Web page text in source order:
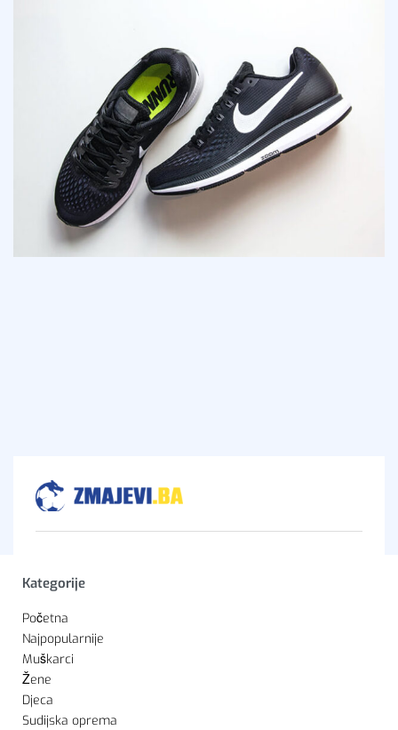
Kategorije
Početna
Najpopularnije
Muškarci
Žene
Djeca
Sudijska oprema